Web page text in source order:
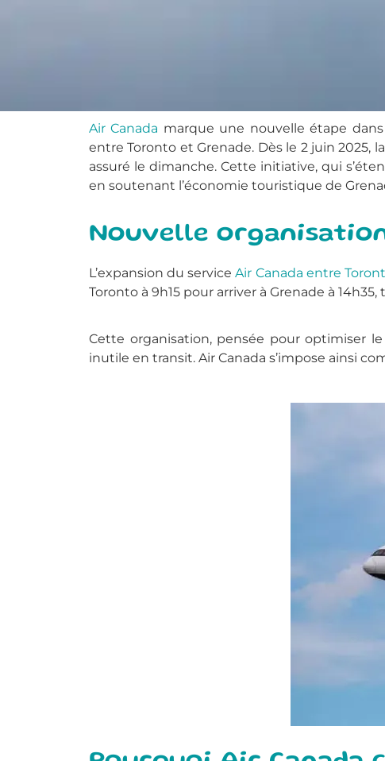
Air Canada marque une nouvelle étape
entre Toronto et Grenade. Dès le 2 juin
assuré le dimanche. Cette initiative, qui
en soutenant l’économie touristique de
Nouvelle
L’expansion du serviceAir Canada entre
Toronto à 9h15 pour arriver à Grenade à
Cette organisation, pensée pour optimiser
inutile en transit. Air Canada s’impose ainsi